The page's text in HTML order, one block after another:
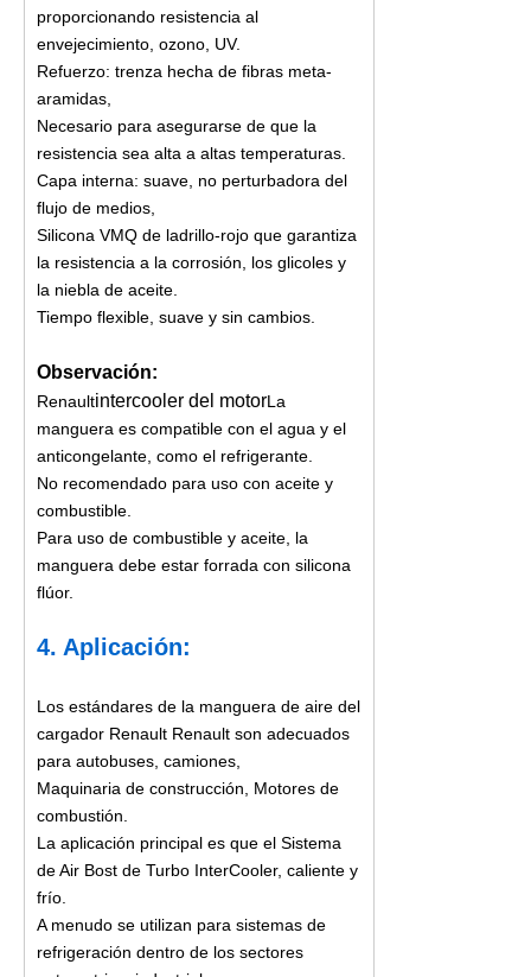
proporcionando resistencia al
envejecimiento, ozono, UV.
Refuerzo: trenza hecha de fibras meta-
aramidas,
Necesario para asegurarse de que la
resistencia sea alta a altas temperaturas.
Capa interna: suave, no perturbadora del
flujo de medios,
Silicona VMQ de ladrillo-rojo que garantiza
la resistencia a la corrosión, los glicoles y
la niebla de aceite.
Tiempo flexible, suave y sin cambios.
Observación:
Renaultintercooler del motorLa
manguera es compatible con el agua y el
anticongelante, como el refrigerante.
No recomendado para uso con aceite y
combustible.
Para uso de combustible y aceite, la
manguera debe estar forrada con silicona
flúor.
4. Aplicación:
Los estándares de la manguera de aire del
cargador Renault Renault son adecuados
para autobuses, camiones,
Maquinaria de construcción, Motores de
combustión.
La aplicación principal es que el Sistema
de Air Bost de Turbo InterCooler, caliente y
frío.
A menudo se utilizan para sistemas de
refrigeración dentro de los sectores